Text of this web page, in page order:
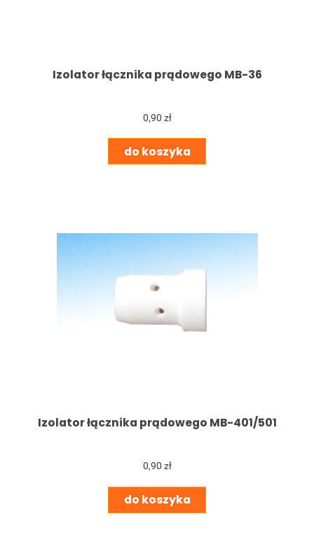
Izolator łącznika prądowego MB-36
0,90 zł
do koszyka
Izolator łącznika prądowego MB-401/501
0,90 zł
do koszyka